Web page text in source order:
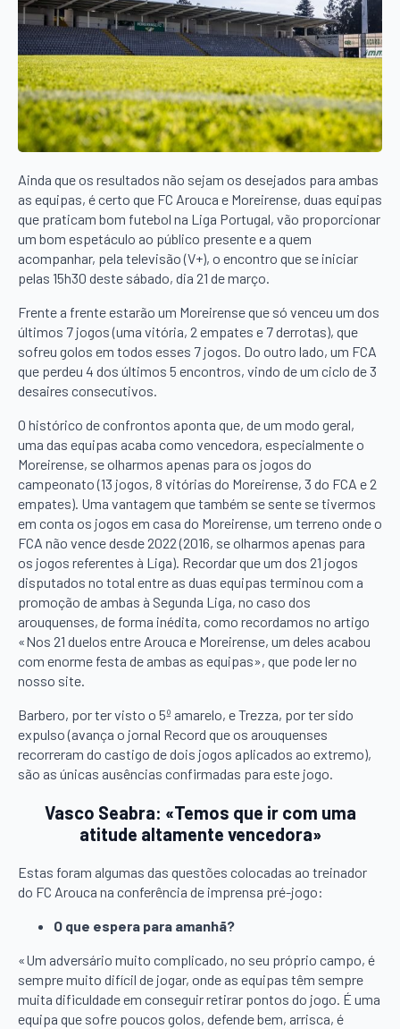
Ainda que os resultados não sejam os desejados para ambas
as equipas, é certo que FC Arouca e Moreirense, duas equipas
que praticam bom futebol na Liga Portugal, vão proporcionar
um bom espetáculo ao público presente e a quem
acompanhar, pela televisão (V+), o encontro que se iniciar
pelas 15h30 deste sábado, dia 21 de março.
Frente a frente estarão um Moreirense que só venceu um dos
últimos 7 jogos (uma vitória, 2 empates e 7 derrotas), que
sofreu golos em todos esses 7 jogos. Do outro lado, um FCA
que perdeu 4 dos últimos 5 encontros, vindo de um ciclo de 3
desaires consecutivos.
O histórico de confrontos aponta que, de um modo geral,
uma das equipas acaba como vencedora, especialmente o
Moreirense, se olharmos apenas para os jogos do
campeonato (13 jogos, 8 vitórias do Moreirense, 3 do FCA e 2
empates). Uma vantagem que também se sente se tivermos
em conta os jogos em casa do Moreirense, um terreno onde o
FCA não vence desde 2022 (2016, se olharmos apenas para
os jogos referentes à Liga). Recordar que um dos 21 jogos
disputados no total entre as duas equipas terminou com a
promoção de ambas à Segunda Liga, no caso dos
arouquenses, de forma inédita, como recordamos no artigo
«Nos 21 duelos entre Arouca e Moreirense, um deles acabou
com enorme festa de ambas as equipas», que pode ler no
nosso site.
Barbero, por ter visto o 5º amarelo, e Trezza, por ter sido
expulso (avança o jornal Record que os arouquenses
recorreram do castigo de dois jogos aplicados ao extremo),
são as únicas ausências confirmadas para este jogo.
Vasco Seabra: «Temos que ir com uma
atitude altamente vencedora»
Estas foram algumas das questões colocadas ao treinador
do FC Arouca na conferência de imprensa pré-jogo:
O que espera para amanhã?
«Um adversário muito complicado, no seu próprio campo, é
sempre muito difícil de jogar, onde as equipas têm sempre
muita dificuldade em conseguir retirar pontos do jogo. É uma
equipa que sofre poucos golos, defende bem, arrisca, é